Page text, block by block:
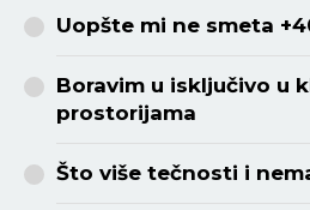
Uopšte mi ne smeta
Boravim u isključivo u
prostorijama
Što više tečnosti i